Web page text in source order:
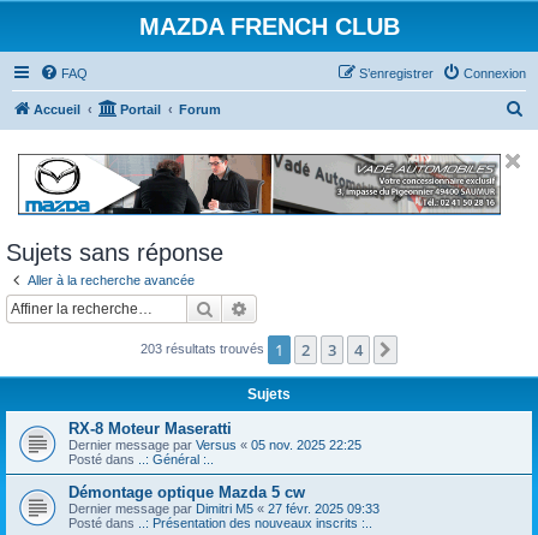
MAZDA FRENCH CLUB
FAQ Connexion
S’enregistrer
Accueil Portail Forum
Sujets sans réponse
Aller à la recherche avancée
Rechercher
203 résultats trouvés 1 2 3 4
Sujets
RX-8 Moteur Maseratti
Dernier message par Versus « 05 nov. 2025 22:25
Posté dans
..: Général :..
Démontage optique Mazda 5 cw
Dernier message par Dimitri M5 « 27 févr. 2025 09:33
Posté dans
..: Présentation des nouveaux inscrits :..